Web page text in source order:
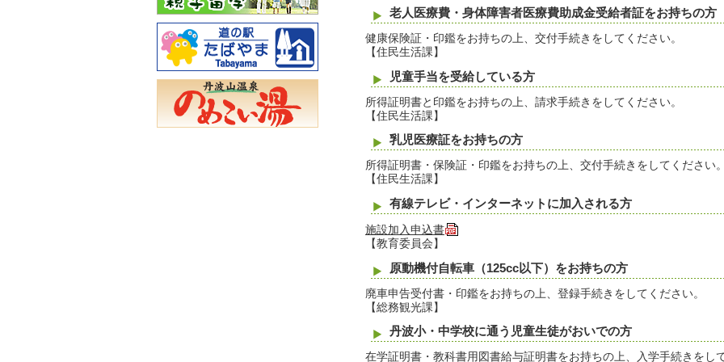
老人医療費・身体障害者医療費助成金受給者証をお持ちの方
健康保険証・印鑑をお持ちの上、交付手続きをしてください。
【住民生活課】
児童手当を受給している方
所得証明書と印鑑をお持ちの上、請求手続きをしてください。
【住民生活課】
乳児医療証をお持ちの方
所得証明書・保険証・印鑑をお持ちの上、交付手続きをしてください。
【住民生活課】
有線テレビ・インターネットに加入される方
施設加入申込書
【教育委員会】
原動機付自転車（125cc以下）をお持ちの方
廃車申告受付書・印鑑をお持ちの上、登録手続きをしてください。
【総務観光課】
丹波小・中学校に通う児童生徒がおいでの方
在学証明書・教科書用図書給与証明書をお持ちの上、入学手続きをし